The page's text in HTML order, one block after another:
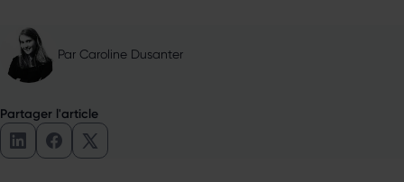
Par Caroline Dusanter
Partager l'article
Partager l'article sur LinkedIn
Partager l'article sur Facebook
Partager l'article sur X